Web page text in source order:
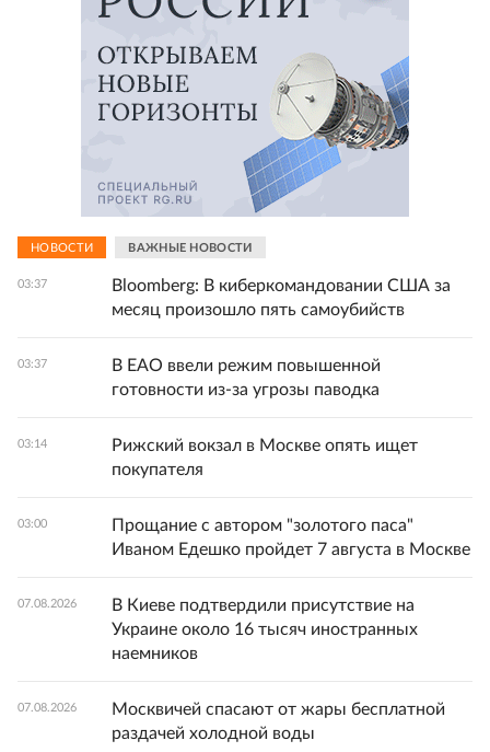
НОВОСТИ ВАЖНЫЕ НОВОСТИ
03:37
Bloomberg: В киберкомандовании США за
месяц произошло пять самоубийств
03:37
В ЕАО ввели режим повышенной
готовности из-за угрозы паводка
03:14
Рижский вокзал в Москве опять ищет
покупателя
03:00
Прощание с автором "золотого паса"
Иваном Едешко пройдет 7 августа в Москве
07.08.2026
В Киеве подтвердили присутствие на
Украине около 16 тысяч иностранных
наемников
07.08.2026
Москвичей спасают от жары бесплатной
раздачей холодной воды